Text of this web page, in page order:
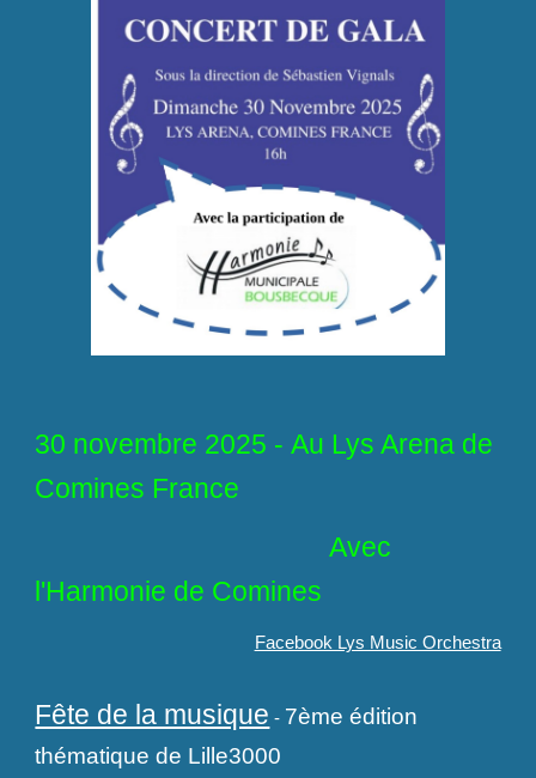
30 novembre 2025 -Au Lys Arena de
Comines France
Avec
l'Harmonie de Comines
Facebook Lys Music Orchestra
Fête de la musique - 7ème édition
thématique de Lille3000